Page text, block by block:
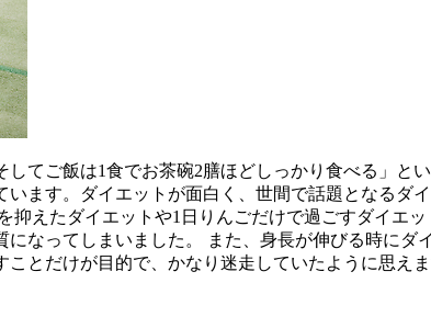
てご飯は1食でお茶碗2膳ほどしっかり食べる」と
ます。ダイエットが面白く、世間で話題となるダ
えたダイエットや1日りんごだけで過ごすダイエ
なってしまいました。 また、身長が伸びる時にダ
とだけが目的で、かなり迷走していたように思えま